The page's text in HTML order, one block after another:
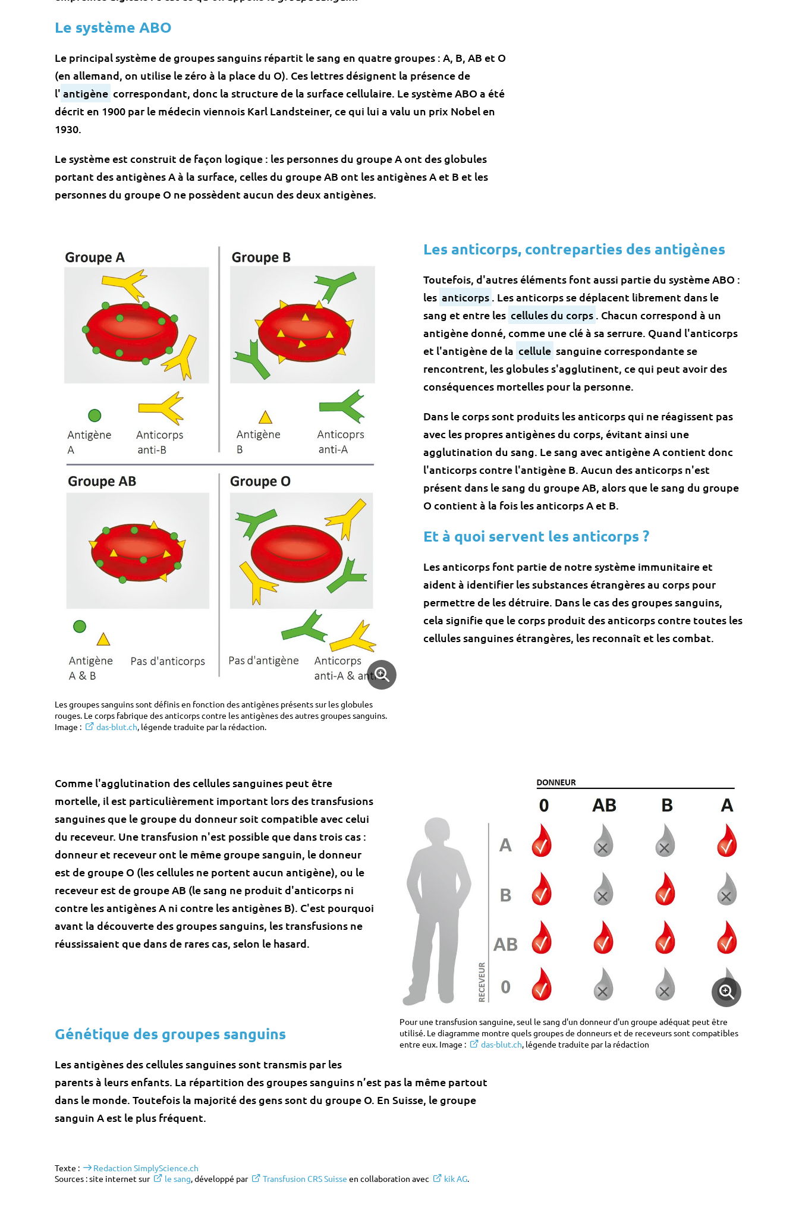
Le système ABO
Le principal système de groupes sanguins répartit le sang en quatre groupes : A, B, AB et O
(en allemand, on utilise le zéro à la place du O). Ces lettres désignent la présence de
l' antigène correspondant, donc la structure de la surface cellulaire. Le système ABO a été
décrit en 1900 par le médecin viennois Karl Landsteiner, ce qui lui a valu un prix Nobel en
1930.
Le système est construit de façon logique : les personnes du groupe A ont des globules
portant des antigènes A à la surface, celles du groupe AB ont les antigènes A et B et les
personnes du groupe O ne possèdent aucun des deux antigènes.
Les groupes sanguins sont définis en fonction des antigènes présents sur les globules
rouges. Le corps fabrique des anticorps contre les antigènes des autres groupes sanguins.
Image :
das-blut.ch, légende traduite par la rédaction.
Les anticorps, contreparties des antigènes
Toutefois, d'autres éléments font aussi partie du système ABO :
les anticorps . Les anticorps se déplacent librement dans le
sang et entre les cellules du corps . Chacun correspond à un
antigène donné, comme une clé à sa serrure. Quand l'anticorps
et l'antigène de la cellule sanguine correspondante se
rencontrent, les globules s'agglutinent, ce qui peut avoir des
conséquences mortelles pour la personne.
Dans le corps sont produits les anticorps qui ne réagissent pas
avec les propres antigènes du corps, évitant ainsi une
agglutination du sang. Le sang avec antigène A contient donc
l'anticorps contre l'antigène B. Aucun des anticorps n'est
présent dans le sang du groupe AB, alors que le sang du groupe
O contient à la fois les anticorps A et B.
Et à quoi servent les anticorps ?
Les anticorps font partie de notre système immunitaire et
aident à identifier les substances étrangères au corps pour
permettre de les détruire. Dans le cas des groupes sanguins,
cela signifie que le corps produit des anticorps contre toutes les
cellules sanguines étrangères, les reconnaît et les combat.
Pour une transfusion sanguine, seul le sang d'un donneur d'un groupe adéquat peut être
utilisé. Le diagramme montre quels groupes de donneurs et de receveurs sont compatibles
entre eux. Image :
das-blut.ch, légende traduite par la rédaction
Comme l'agglutination des cellules sanguines peut être
mortelle, il est particulièrement important lors des transfusions
sanguines que le groupe du donneur soit compatible avec celui
du receveur. Une transfusion n'est possible que dans trois cas :
donneur et receveur ont le même groupe sanguin, le donneur
est de groupe O (les cellules ne portent aucun antigène), ou le
receveur est de groupe AB (le sang ne produit d'anticorps ni
contre les antigènes A ni contre les antigènes B). C'est pourquoi
avant la découverte des groupes sanguins, les transfusions ne
réussissaient que dans de rares cas, selon le hasard.
Génétique des groupes sanguins
Les antigènes des cellules sanguines sont transmis par les
parents à leurs enfants. La répartition des groupes sanguins n’est pas la même partout
dans le monde. Toutefois la majorité des gens sont du groupe O. En Suisse, le groupe
sanguin A est le plus fréquent.
Texte :
Redaction SimplyScience.ch
Sources : site internet sur
le sang, développé par Transfusion CRS Suisse en collaboration avec kik AG.